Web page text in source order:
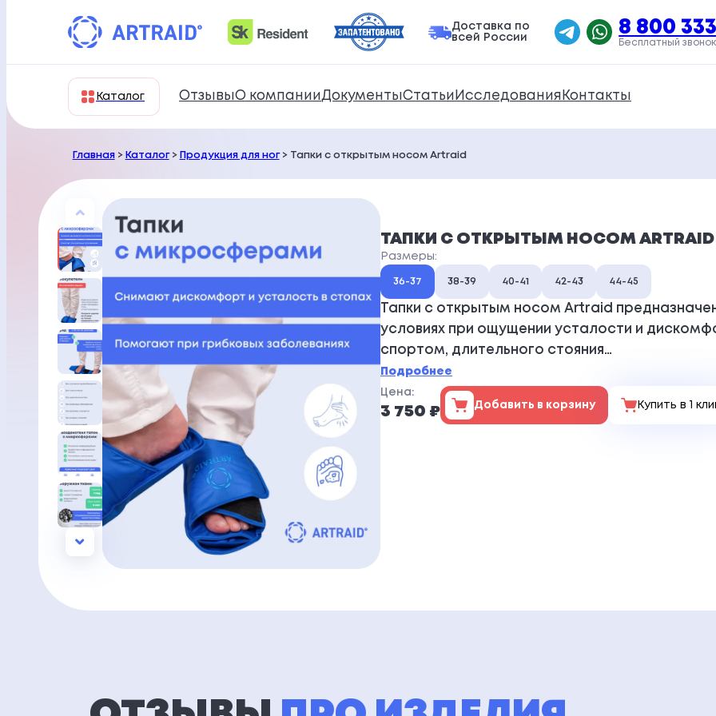
содержимому
Доставка по
всей России
8 800
Бесплатный
Каталог Отзывы О компании Документы Статьи Исследования Контакты
Главная> Каталог> Продукция для ног> Тапки с открытым носом Artraid
ТАПКИ С ОТКРЫТЫМ НОСОМ ARTRAID
Размеры:
36-37 38-39 40-41 42-43 44-45
Тапки с открытым носом Artraid
условиях при ощущении усталости и
спортом, длительного стояния…
Подробнее
Цена:
3 750 ₽ Добавить в корзину Купить в 1